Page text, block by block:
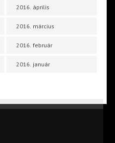
2016. április
2016. március
2016. február
2016. január